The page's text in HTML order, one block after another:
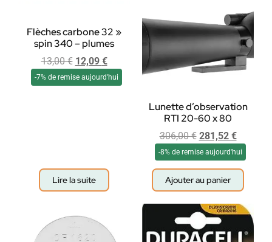
Flèches carbone 32 »
spin 340 – plumes
13,00€ 12,09 €
-7% de remise aujourd'hui
Lire la suite
Lunette d’observation
RTI 20-60 x 80
306,00€ 281,52 €
-8% de remise aujourd'hui
Ajouter au panier